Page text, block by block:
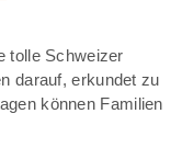
tolle Schweizer
darauf, erkundet zu
können Familien